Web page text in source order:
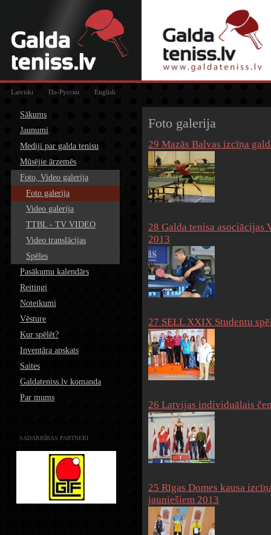
Latviski По-Русски English
Sākums
Jaunumi
Mediji par galda tenisu
Mūsējie ārzemēs
Foto, Video galerija
Foto galerija
Video galerija
TTBL - TV VIDEO
Video translācijas
Spēles
Pasākumu kalendārs
Reitingi
Noteikumi
Vēsture
Kur spēlēt?
Inventāra apskats
Saites
Galdateniss.lv komanda
Par mums
SADARBĪBAS PARTNERI
Foto galerija
29 Mazās Balvas izcīņa
28 Galda tenisa asociācijas
2013
27 SELL XXIX Studentu
26 Latvijas individuālais
25 Rīgas Domes kausa
jauniešiem 2013